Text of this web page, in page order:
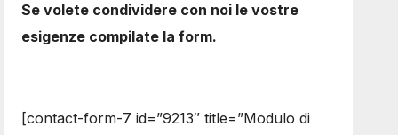
Se volete condividere con noi le vostre
esigenze compilate la form.
[contact-form-7 id=”9213″ title=”Modulo di